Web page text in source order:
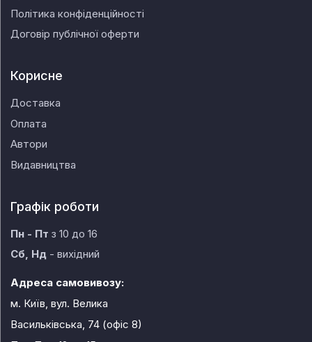
Політика конфіденційності
Договір публічної оферти
Корисне
Доставка
Оплата
Автори
Видавництва
Графік роботи
Пн - Пт з 10 до 16
Сб, Нд - вихідний
Адреса самовивозу:
м. Київ, вул. Велика
Васильківська, 74 (офіс 8)